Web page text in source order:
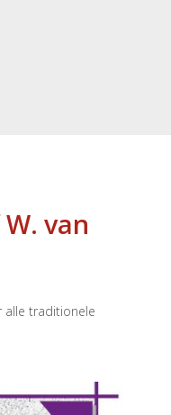
van
alle traditionele